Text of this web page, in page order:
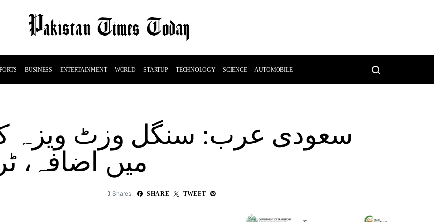
BUSINESS ENTERTAINMENT WORLD STARTUP TECHNOLOGY SCIENCE AUTOMOBILE
سعودی عرب: سنگل وزٹ ویزہ
میں اضافہ،
0 Shares SHARE TWEET